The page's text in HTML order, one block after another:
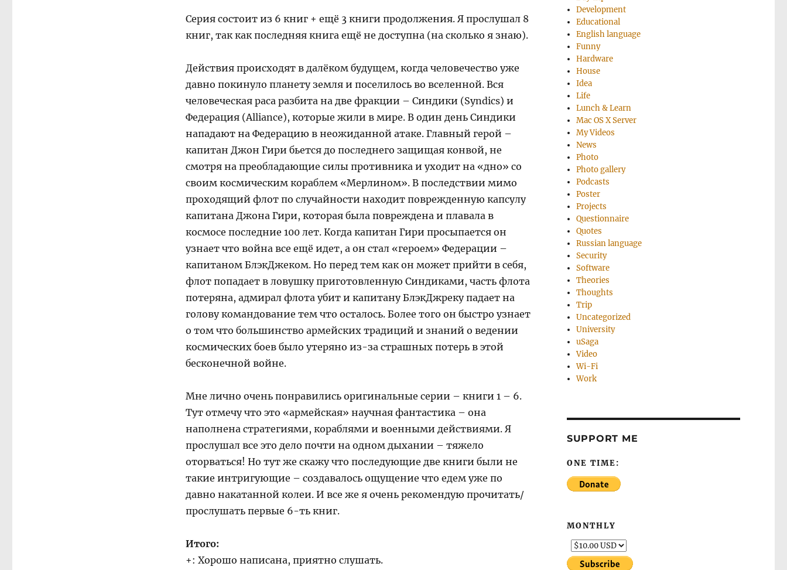
Серия состоит из 6 книг + ещё 3 книги продолжения. Я прослушал 8
книг, так как последняя книга ещё не доступна (на сколько я знаю).
Действия происходят в далёком будущем, когда человечество уже
давно покинуло планету земля и поселилось во вселенной. Вся
человеческая раса разбита на две фракции – Синдики (Syndics) и
Федерация (Alliance), которые жили в мире. В один день Синдики
нападают на Федерацию в неожиданной атаке. Главный герой –
капитан Джон Гири бьется до последнего защищая конвой, не
смотря на преобладающие силы противника и уходит на «дно» со
своим космическим кораблем «Мерлином». В последствии мимо
проходящий флот по случайности находит поврежденную капсулу
капитана Джона Гири, которая была повреждена и плавала в
космосе последние 100 лет. Когда капитан Гири просыпается он
узнает что война все ещё идет, а он стал «героем» Федерации –
капитаном БлэкДжеком. Но перед тем как он может прийти в себя,
флот попадает в ловушку приготовленную Синдиками, часть флота
потеряна, адмирал флота убит и капитану БлэкДжреку падает на
голову командование тем что осталось. Более того он быстро узнает
о том что большинство армейских традиций и знаний о ведении
космических боев было утеряно из-за страшных потерь в этой
бесконечной войне.
Мне лично очень понравились оригинальные серии – книги 1 – 6.
Тут отмечу что это «армейская» научная фантастика – она
наполнена стратегиями, кораблями и военными действиями. Я
прослушал все это дело почти на одном дыхании – тяжело
оторваться! Но тут же скажу что последующие две книги были не
такие интригующие – создавалось ощущение что едем уже по
давно накатанной колеи. И все же я очень рекомендую прочитать/
прослушать первые 6-ть книг.
Итого:
+: Хорошо написана, приятно слушать.
Development
Educational
English language
Funny
Hardware
House
Idea
Life
Lunch & Learn
Mac OS X Server
My Videos
News
Photo
Photo gallery
Podcasts
Poster
Projects
Questionnaire
Quotes
Russian language
Security
Software
Theories
Thoughts
Trip
Uncategorized
University
uSaga
Video
Wi-Fi
Work
SUPPORT ME
ONE TIME:
MONTHLY